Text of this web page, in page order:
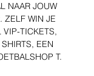
NAAR JOUW
ZELF WIN JE
VIP-TICKETS,
EEN
T.